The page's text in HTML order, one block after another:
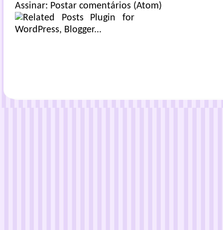
Assinar: Postar comentários (Atom)